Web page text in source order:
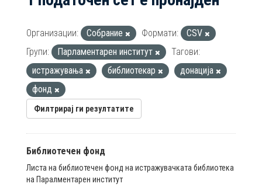
Организации: Собрание Формати:
CSV
Групи:
Парламентарен институт
Тагови:
истражувања
библиотекар
донација
фонд
Филтрирај ги резултатите
Библиотечен фонд
Листа на библиотечен фонд на истражувачката библиотека
на Паралментарен институт